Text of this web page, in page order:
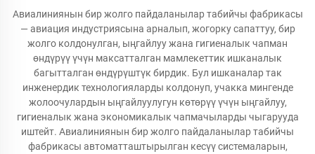
Авиалиниянын бир жолго пайдаланылар табийчы фабрикасы
— авиация индустриясына арналып, жогорку сапаттуу, бир
жолго колдонулган, ыңгайлуу жана гигиеналык чапман
өндүрүү үчүн максатталган мамлекеттик ишканалык
багытталган өндүрүштүк бирдик. Бул ишканалар так
инженердик технологияларды колдонуп, учакка мингенде
жолоочулардын ыңгайлуулугун көтөрүү үчүн ыңгайлуу,
гигиеналык жана экономикалык чапмачыларды чыгарууда
иштейт. Авиалиниянын бир жолго пайдаланылар табийчы
фабрикасы автоматташтырылган кесүү системаларын,